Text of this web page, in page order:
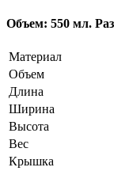
Объем: 550 мл.
Материал
Объем
Длина
Ширина
Высота
Вес
Крышка